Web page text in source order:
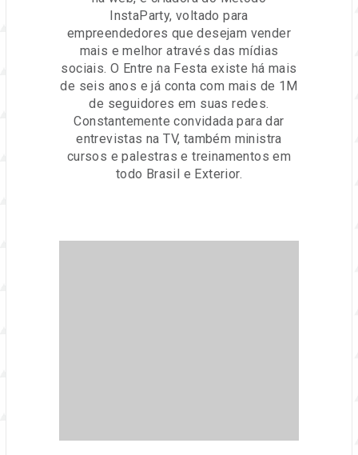
InstaParty, voltado para
empreendedores que desejam vender
mais e melhor através das mídias
sociais. O Entre na Festa existe há mais
de seis anos e já conta com mais de 1M
de seguidores em suas redes.
Constantemente convidada para dar
entrevistas na TV, também ministra
cursos e palestras e treinamentos em
todo Brasil e Exterior.